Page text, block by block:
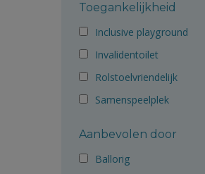
Toegankelijkheid
Inclusive playground
Invalidentoilet
Rolstoelvriendelijk
Samenspeelplek
Aanbevolen door
Ballorig